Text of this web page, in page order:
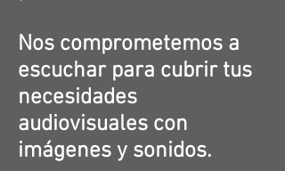
Nos comprometemos a
escuchar para cubrir tus
necesidades
audiovisuales con
imágenes y sonidos.